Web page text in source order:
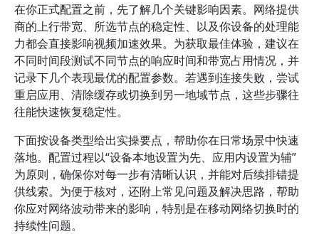
在你正式配置之前，先了解几个关键影响因素。网络提供
商的上行带宽、所选节点的稳定性、以及你设备的处理能
力都会直接影响视频加速效果。为获取最佳体验，建议在
不同时间段测试不同节点的响应时间和带宽占用情况，并
记录下几个表现最优的配置参数。若遇到连接失败，尝试
重启应用、清除缓存或切换到另一地域节点，这些步骤往
往能快速恢复稳定性。
下面按设备类型给出实操要点，帮助你在日常场景中快速
落地。配置过程以“设备本地设置为先、应用内设置为辅”
为原则，确保你对每一步有清晰认识，并能对后续排错提
供线索。为便于核对，还附上常见问题及解决思路，帮助
你应对网络波动带来的影响，特别是在移动网络切换时的
持续性问题。